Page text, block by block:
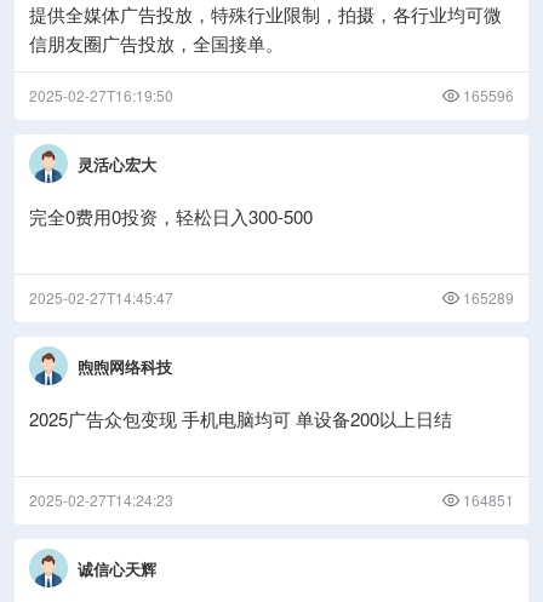
提供全媒体广告投放，特殊行业限制，拍摄，各行业均可微
信朋友圈广告投放，全国接单。
2025-02-27T16:19:50 165596
灵活心宏大
完全0费用0投资，轻松日入300-500
2025-02-27T14:45:47 165289
煦煦网络科技
2025广告众包变现 手机电脑均可 单设备200以上日结
2025-02-27T14:24:23 164851
诚信心天辉